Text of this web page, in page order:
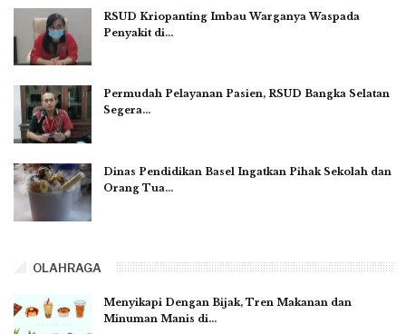
RSUD Kriopanting Imbau Warganya Waspada
Penyakit di…
Permudah Pelayanan Pasien, RSUD Bangka Selatan
Segera…
Dinas Pendidikan Basel Ingatkan Pihak Sekolah dan
Orang Tua…
OLAHRAGA
Menyikapi Dengan Bijak, Tren Makanan dan
Minuman Manis di…